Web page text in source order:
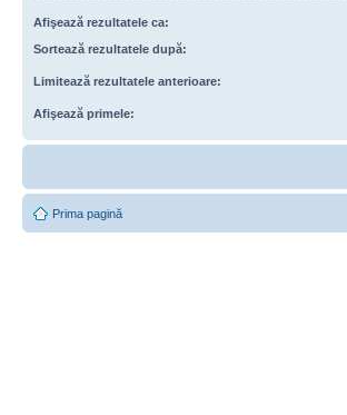
Afişează rezultatele ca:
Sortează rezultatele după:
Limitează rezultatele anterioare:
Afişează primele:
Prima pagină